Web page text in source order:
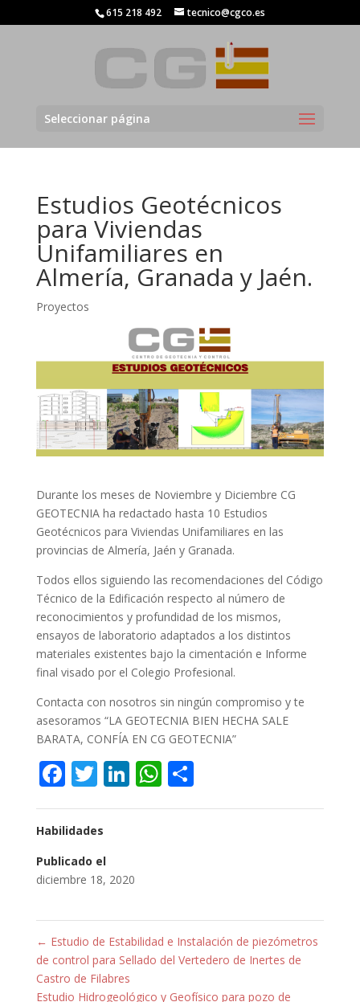
615 218 492 tecnico@cgco.es
Seleccionar página
Estudios Geotécnicos
para Viviendas
Unifamiliares en
Almería, Granada y Jaén.
Proyectos
Durante los meses de Noviembre y Diciembre CG
GEOTECNIA ha redactado hasta 10 Estudios
Geotécnicos para Viviendas Unifamiliares en las
provincias de Almería, Jaén y Granada.
Todos ellos siguiendo las recomendaciones del Código
Técnico de la Edificación respecto al número de
reconocimientos y profundidad de los mismos,
ensayos de laboratorio adaptados a los distintos
materiales existentes bajo la cimentación e Informe
final visado por el Colegio Profesional.
Contacta con nosotros sin ningún compromiso y te
asesoramos “LA GEOTECNIA BIEN HECHA SALE
BARATA, CONFÍA EN CG GEOTECNIA”
Facebook
Twitter
LinkedIn
WhatsApp
Compartir
Habilidades
Publicado el
diciembre 18, 2020
← Estudio de Estabilidad e Instalación de piezómetros
de control para Sellado del Vertedero de Inertes de
Castro de Filabres
Estudio Hidrogeológico y Geofísico para pozo de